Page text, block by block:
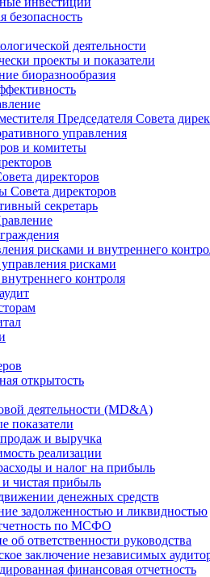
деятельности
проекты и показатели
биоразнообразия
Председателя Совета
управления
и комитеты
директоров
Совета директоров
секретарь
рисками и внутреннего
рисками
контроля
открытость
деятельности (MD&A)
показатели
и выручка
реализации
и налог на прибыль
чистая прибыль
денежных средств
задолженностью и ликвидностью
по МСФО
об ответственности руководства
заключение независимых
финансовая отчетность